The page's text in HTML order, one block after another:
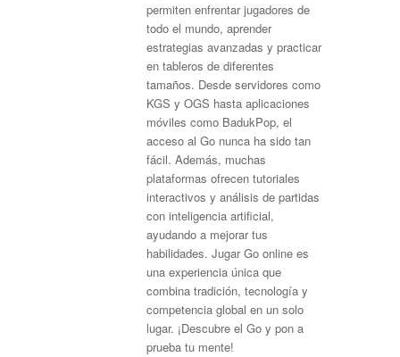
permiten enfrentar jugadores de
todo el mundo, aprender
estrategias avanzadas y practicar
en tableros de diferentes
tamaños. Desde servidores como
KGS y OGS hasta aplicaciones
móviles como BadukPop, el
acceso al Go nunca ha sido tan
fácil. Además, muchas
plataformas ofrecen tutoriales
interactivos y análisis de partidas
con inteligencia artificial,
ayudando a mejorar tus
habilidades. Jugar Go online es
una experiencia única que
combina tradición, tecnología y
competencia global en un solo
lugar. ¡Descubre el Go y pon a
prueba tu mente!